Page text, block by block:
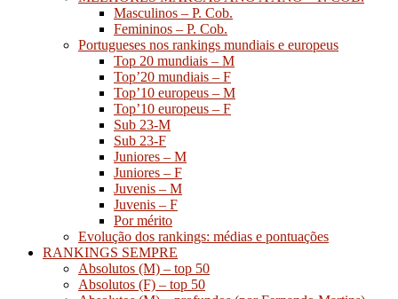
Masculinos – P. Cob.
Femininos – P. Cob.
Portugueses nos rankings mundiais e europeus
Top 20 mundiais – M
Top’20 mundiais – F
Top’10 europeus – M
Top’10 europeus – F
Sub 23-M
Sub 23-F
Juniores – M
Juniores – F
Juvenis – M
Juvenis – F
Por mérito
Evolução dos rankings: médias e pontuações
RANKINGS SEMPRE
Absolutos (M) – top 50
Absolutos (F) – top 50